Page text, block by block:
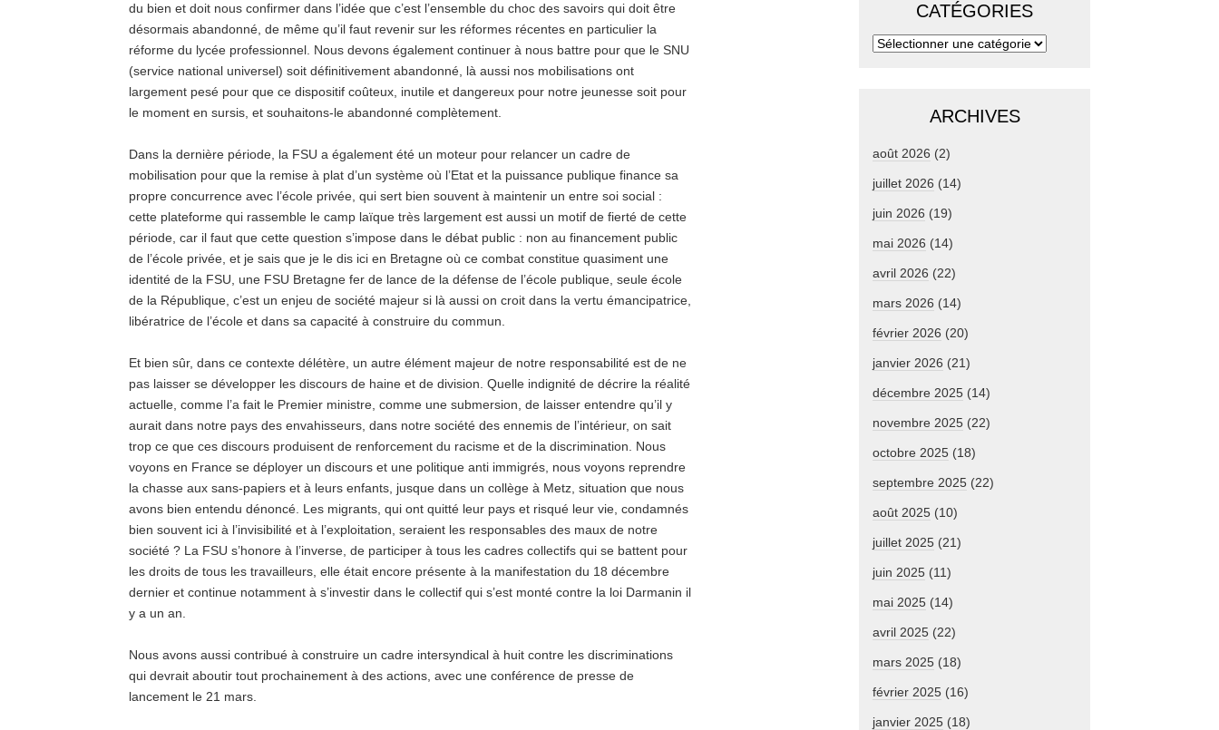
du bien et doit nous confirmer dans l’idée que c’est l’ensemble du choc des savoirs qui doit être
désormais abandonné, de même qu’il faut revenir sur les réformes récentes en particulier la
réforme du lycée professionnel. Nous devons également continuer à nous battre pour que le SNU
(service national universel) soit définitivement abandonné, là aussi nos mobilisations ont
largement pesé pour que ce dispositif coûteux, inutile et dangereux pour notre jeunesse soit pour
le moment en sursis, et souhaitons-le abandonné complètement.
Dans la dernière période, la FSU a également été un moteur pour relancer un cadre de
mobilisation pour que la remise à plat d’un système où l’Etat et la puissance publique finance sa
propre concurrence avec l’école privée, qui sert bien souvent à maintenir un entre soi social :
cette plateforme qui rassemble le camp laïque très largement est aussi un motif de fierté de cette
période, car il faut que cette question s’impose dans le débat public : non au financement public
de l’école privée, et je sais que je le dis ici en Bretagne où ce combat constitue quasiment une
identité de la FSU, une FSU Bretagne fer de lance de la défense de l’école publique, seule école
de la République, c’est un enjeu de société majeur si là aussi on croit dans la vertu émancipatrice,
libératrice de l’école et dans sa capacité à construire du commun.
Et bien sûr, dans ce contexte délétère, un autre élément majeur de notre responsabilité est de ne
pas laisser se développer les discours de haine et de division. Quelle indignité de décrire la réalité
actuelle, comme l’a fait le Premier ministre, comme une submersion, de laisser entendre qu’il y
aurait dans notre pays des envahisseurs, dans notre société des ennemis de l’intérieur, on sait
trop ce que ces discours produisent de renforcement du racisme et de la discrimination. Nous
voyons en France se déployer un discours et une politique anti immigrés, nous voyons reprendre
la chasse aux sans-papiers et à leurs enfants, jusque dans un collège à Metz, situation que nous
avons bien entendu dénoncé. Les migrants, qui ont quitté leur pays et risqué leur vie, condamnés
bien souvent ici à l’invisibilité et à l’exploitation, seraient les responsables des maux de notre
société ? La FSU s’honore à l’inverse, de participer à tous les cadres collectifs qui se battent pour
les droits de tous les travailleurs, elle était encore présente à la manifestation du 18 décembre
dernier et continue notamment à s’investir dans le collectif qui s’est monté contre la loi Darmanin il
y a un an.
Nous avons aussi contribué à construire un cadre intersyndical à huit contre les discriminations
qui devrait aboutir tout prochainement à des actions, avec une conférence de presse de
lancement le 21 mars.
CATÉGORIES
ARCHIVES
août 2026 (2)
juillet 2026 (14)
juin 2026 (19)
mai 2026 (14)
avril 2026 (22)
mars 2026 (14)
février 2026 (20)
janvier 2026 (21)
décembre 2025 (14)
novembre 2025 (22)
octobre 2025 (18)
septembre 2025 (22)
août 2025 (10)
juillet 2025 (21)
juin 2025 (11)
mai 2025 (14)
avril 2025 (22)
mars 2025 (18)
février 2025 (16)
janvier 2025 (18)